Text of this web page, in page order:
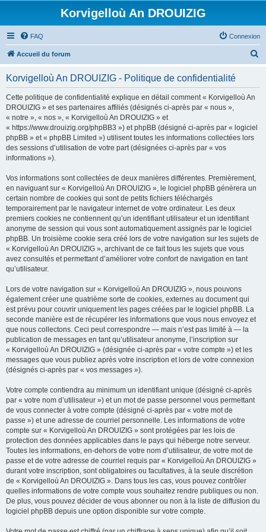
Korvigelloù An DROUIZIG
FAQ Connexion
Accueil du forum
Korvigelloù An DROUIZIG - Politique de confidentialité
Cette politique de confidentialité explique en détail comment « Korvigelloù An
DROUIZIG » et ses partenaires affiliés (désignés ci-après par « nous »,
« notre », « nos », « Korvigelloù An DROUIZIG » et
« https://www.drouizig.org/phpBB3 ») et phpBB (désigné ci-après par « logiciel
phpBB » et « phpBB Limited ») utilisent toutes les informations collectées lors
des sessions d’utilisation de votre part (désignées ci-après par « vos
informations »).
Vos informations sont collectées de deux manières différentes. Premièrement,
en naviguant sur « Korvigelloù An DROUIZIG », le logiciel phpBB génèrera un
certain nombre de cookies qui sont de petits fichiers téléchargés
temporairement par le navigateur internet de votre ordinateur. Les deux
premiers cookies ne contiennent qu’un identifiant utilisateur et un identifiant
anonyme de session qui vous sont automatiquement assignés par le logiciel
phpBB. Un troisième cookie sera créé lors de votre navigation sur les sujets de
« Korvigelloù An DROUIZIG », archivant de ce fait tous les sujets que vous
avez consultés et permettant d’améliorer votre confort de navigation en tant
qu’utilisateur.
Lors de votre navigation sur « Korvigelloù An DROUIZIG », nous pouvons
également créer une quatrième sorte de cookies, externes au document qui
est prévu pour couvrir uniquement les pages créées par le logiciel phpBB. La
seconde manière est de récupérer les informations que vous nous envoyez et
que nous collectons. Ceci peut correspondre — mais n’est pas limité à — la
publication de messages en tant qu’utilisateur anonyme, l’inscription sur
« Korvigelloù An DROUIZIG » (désignée ci-après par « votre compte ») et les
messages que vous publiez après votre inscription et lors de votre connexion
(désignés ci-après par « vos messages »).
Votre compte contiendra au minimum un identifiant unique (désigné ci-après
par « votre nom d’utilisateur ») et un mot de passe personnel vous permettant
de vous connecter à votre compte (désigné ci-après par « votre mot de
passe ») et une adresse de courriel personnelle. Les informations de votre
compte sur « Korvigelloù An DROUIZIG » sont protégées par les lois de
protection des données applicables dans le pays qui héberge notre serveur.
Toutes les informations, en-dehors de votre nom d’utilisateur, de votre mot de
passe et de votre adresse de courriel requis par « Korvigelloù An DROUIZIG »
durant votre inscription, sont obligatoires ou facultatives, à la seule discrétion
de « Korvigelloù An DROUIZIG ». Dans tous les cas, vous pouvez contrôler
quelles informations de votre compte vous souhaitez rendre publiques ou non.
De plus, vous pouvez décider de vous abonner ou non à la liste de diffusion du
logiciel phpBB depuis une option disponible sur votre compte.